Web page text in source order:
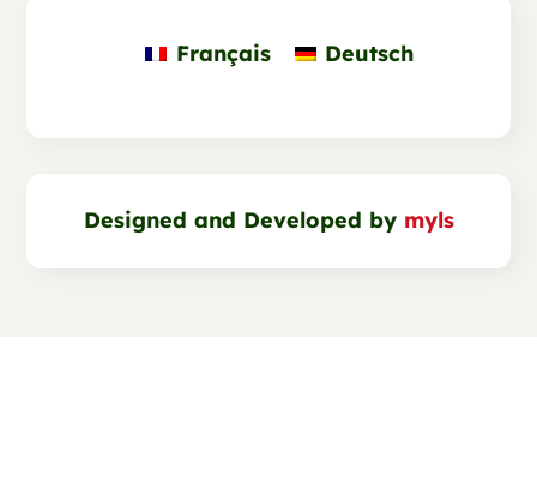
Français Deutsch
Designed and Developed by myls